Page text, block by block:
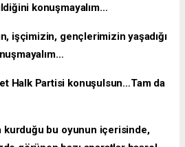
konuşmayalım…
işçimizin, gençlerimizin yaşadığı
Halk Partisi konuşulsun…Tam da
kurduğu bu oyunun içerisinde,